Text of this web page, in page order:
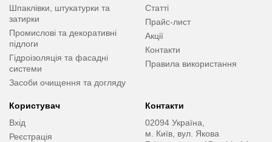
Шпаклівки, штукатурки та
затирки
Промислові та декоративні
підлоги
Гідроізоляція та фасадні
системи
Засоби очищення та догляду
Статті
Прайс-лист
Акції
Контакти
Правила використання
Користувач
Вхід
Реєстрація
Контакти
02094 Україна,
м. Київ, вул. Якова